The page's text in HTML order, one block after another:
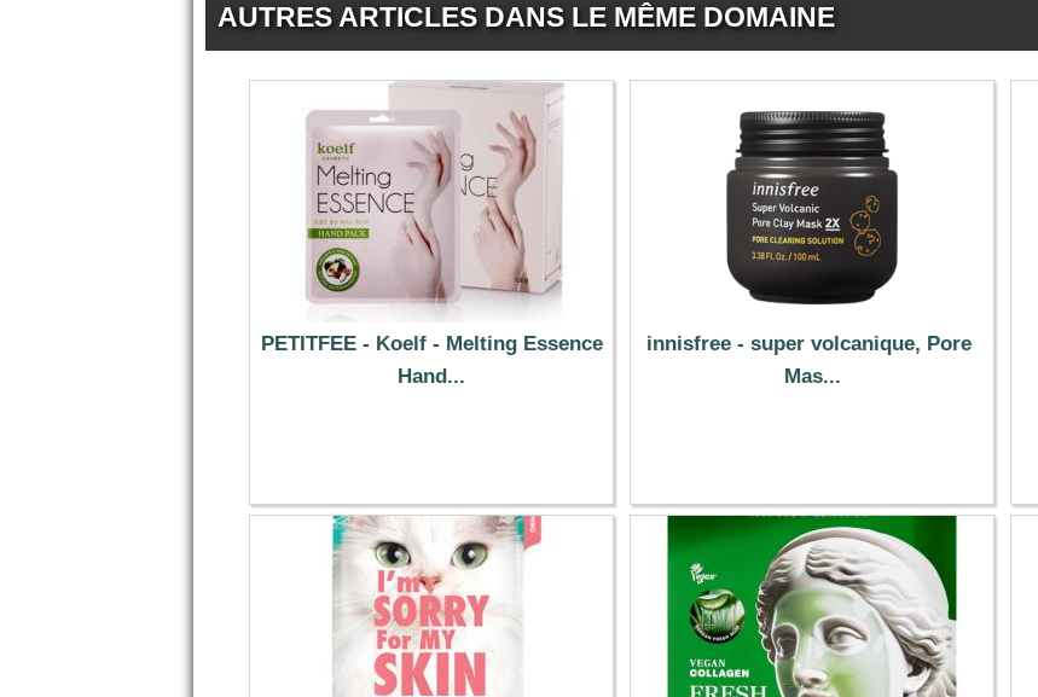
AUTRES ARTICLES DANS LE MÊME DOMAINE
PETITFEE - Koelf - Melting Essence
Hand...
innisfree - super volcanique, Pore ​​
Mas...